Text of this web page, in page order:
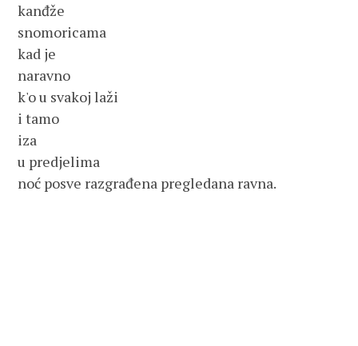
kanđže
snomoricama
kad je
naravno
k'o u svakoj laži
i tamo
iza
u predjelima
noć posve razgrađena pregledana ravna.